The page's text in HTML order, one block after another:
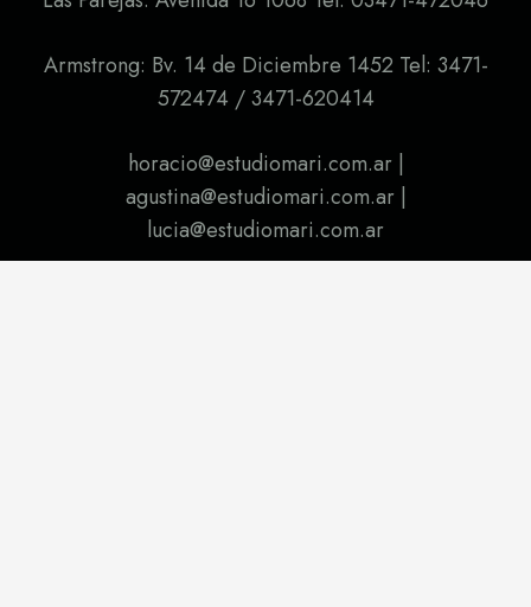
Armstrong: Bv. 14 de Diciembre 1452 Tel: 3471-
572474 / 3471-620414
horacio@estudiomari.com.ar |
agustina@estudiomari.com.ar |
lucia@estudiomari.com.ar